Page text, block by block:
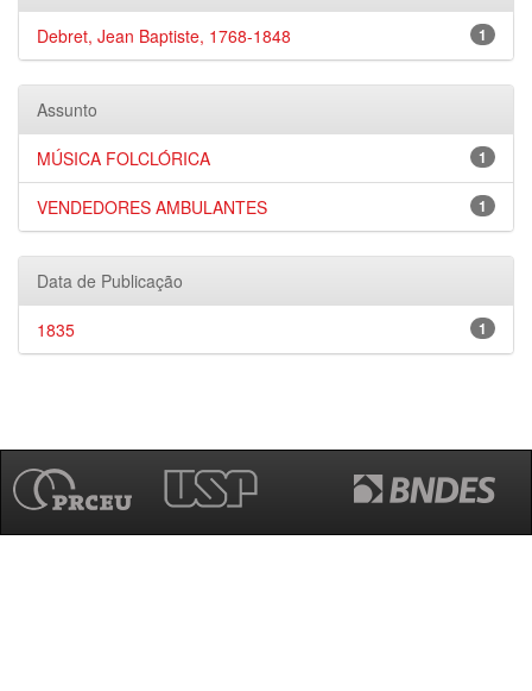
1
Debret, Jean Baptiste, 1768-1848
Assunto
1
MÚSICA FOLCLÓRICA
1
VENDEDORES AMBULANTES
Data de Publicação
1
1835